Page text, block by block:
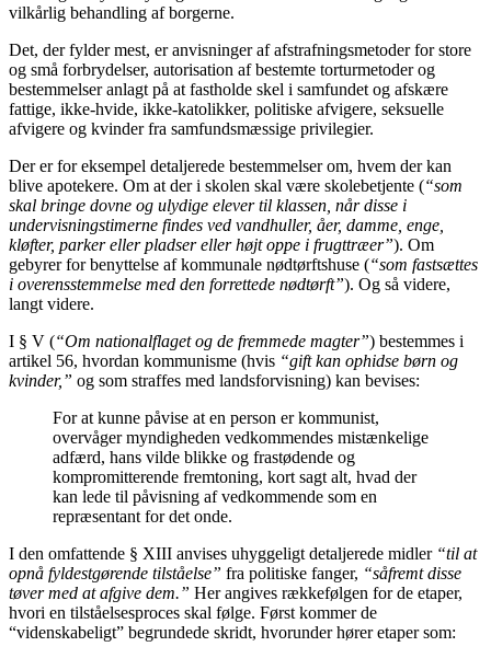
vilkårlig behandling af borgerne.
Det, der fylder mest, er anvisninger af afstrafningsmetoder for store
og små forbrydelser, autorisation af bestemte torturmetoder og
bestemmelser anlagt på at fastholde skel i samfundet og afskære
fattige, ikke-hvide, ikke-katolikker, politiske afvigere, seksuelle
afvigere og kvinder fra samfundsmæssige privilegier.
Der er for eksempel detaljerede bestemmelser om, hvem der kan
blive apotekere. Om at der i skolen skal være skolebetjente (“som
skal bringe dovne og ulydige elever til klassen, når disse i
undervisningstimerne findes ved vandhuller, åer, damme, enge,
kløfter, parker eller pladser eller højt oppe i frugttræer”). Om
gebyrer for benyttelse af kommunale nødtørftshuse (“som fastsættes
i overensstemmelse med den forrettede nødtørft”). Og så videre,
langt videre.
I § V (“Om nationalflaget og de fremmede magter”) bestemmes i
artikel 56, hvordan kommunisme (hvis “gift kan ophidse børn og
kvinder,” og som straffes med landsforvisning) kan bevises:
For at kunne påvise at en person er kommunist,
overvåger myndigheden vedkommendes mistænkelige
adfærd, hans vilde blikke og frastødende og
kompromitterende fremtoning, kort sagt alt, hvad der
kan lede til påvisning af vedkommende som en
repræsentant for det onde.
I den omfattende § XIII anvises uhyggeligt detaljerede midler “til at
opnå fyldestgørende tilståelse” fra politiske fanger, “såfremt disse
tøver med at afgive dem.” Her angives rækkefølgen for de etaper,
hvori en tilståelsesproces skal følge. Først kommer de
“videnskabeligt” begrundede skridt, hvorunder hører etaper som: